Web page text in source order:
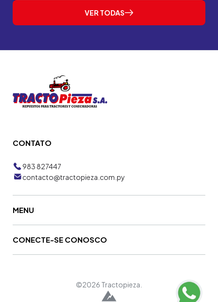
VER TODAS
CONTATO
983 827447
contacto@tractopieza.com.py
MENU
CONECTE-SE CONOSCO
©2026 Tractopieza.